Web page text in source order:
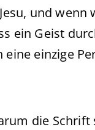
und
ein Geist
eine einzige
die Schrift